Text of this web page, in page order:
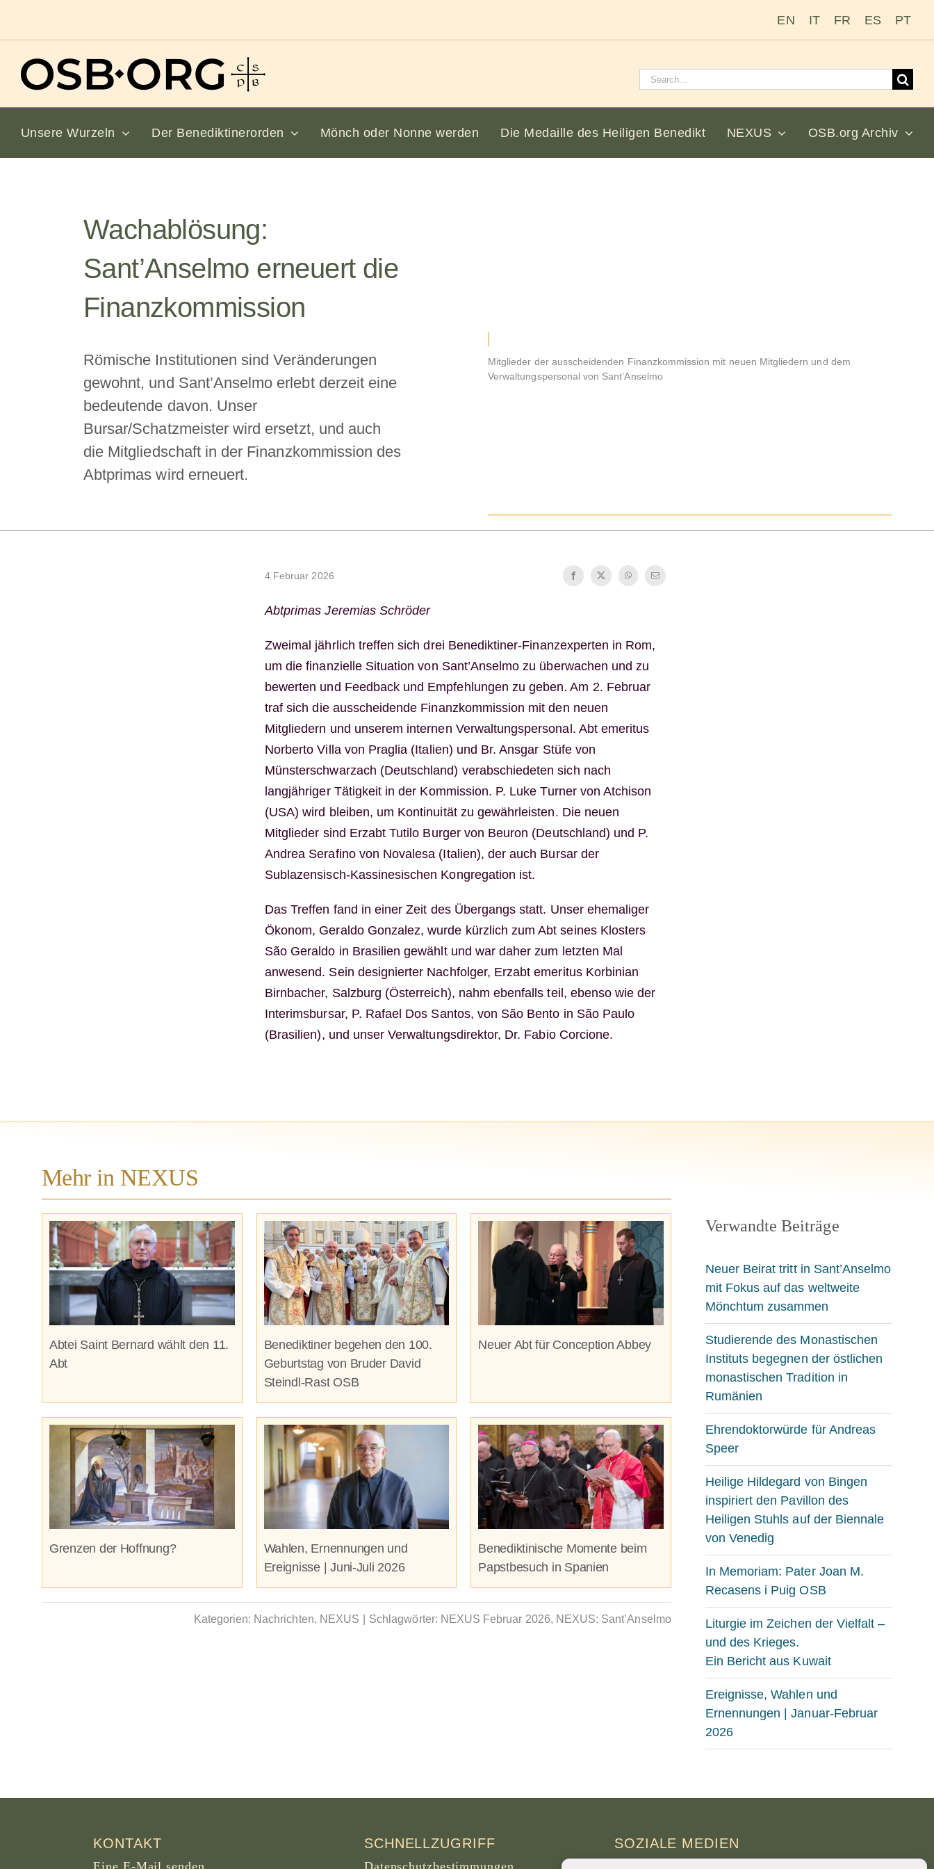
EN IT FR ES PT
Suchen
Unsere Wurzeln Der Benediktinerorden Mönch oder Nonne werden Die Medaille des Heiligen Benedikt NEXUS OSB.org Archiv
Wachablösung:
Sant’Anselmo erneuert die
Finanzkommission
Römische Institutionen sind Veränderungen
gewohnt, und Sant’Anselmo erlebt derzeit eine
bedeutende davon. Unser
Bursar/Schatzmeister wird ersetzt, und auch
die Mitgliedschaft in der Finanzkommission des
Abtprimas wird erneuert.
Mitglieder der ausscheidenden Finanzkommission mit neuen Mitgliedern und dem
Verwaltungspersonal von Sant’Anselmo
4 Februar 2026
Abtprimas Jeremias Schröder
Zweimal jährlich treffen sich drei Benediktiner-Finanzexperten in Rom,
um die finanzielle Situation von Sant’Anselmo zu überwachen und zu
bewerten und Feedback und Empfehlungen zu geben. Am 2. Februar
traf sich die ausscheidende Finanzkommission mit den neuen
Mitgliedern und unserem internen Verwaltungspersonal. Abt emeritus
Norberto Villa von Praglia (Italien) und Br. Ansgar Stüfe von
Münsterschwarzach (Deutschland) verabschiedeten sich nach
langjähriger Tätigkeit in der Kommission. P. Luke Turner von Atchison
(USA) wird bleiben, um Kontinuität zu gewährleisten. Die neuen
Mitglieder sind Erzabt Tutilo Burger von Beuron (Deutschland) und P.
Andrea Serafino von Novalesa (Italien), der auch Bursar der
Sublazensisch-Kassinesischen Kongregation ist.
Das Treffen fand in einer Zeit des Übergangs statt. Unser ehemaliger
Ökonom, Geraldo Gonzalez, wurde kürzlich zum Abt seines Klosters
São Geraldo in Brasilien gewählt und war daher zum letzten Mal
anwesend. Sein designierter Nachfolger, Erzabt emeritus Korbinian
Birnbacher, Salzburg (Österreich), nahm ebenfalls teil, ebenso wie der
Interimsbursar, P. Rafael Dos Santos, von São Bento in São Paulo
(Brasilien), und unser Verwaltungsdirektor, Dr. Fabio Corcione.
Mehr in NEXUS
Abtei Saint Bernard wählt den 11.
Abt
Benediktiner begehen den 100.
Geburtstag von Bruder David
Steindl-Rast OSB
Neuer Abt für Conception Abbey
Grenzen der Hoffnung?
Wahlen, Ernennungen und
Ereignisse | Juni-Juli 2026
Benediktinische Momente beim
Papstbesuch in Spanien
Kategorien: Nachrichten, NEXUS Schlagwörter: NEXUS Februar 2026, NEXUS: Sant’Anselmo
Verwandte Beiträge
Neuer Beirat tritt in Sant’Anselmo
mit Fokus auf das weltweite
Mönchtum zusammen
Studierende des Monastischen
Instituts begegnen der östlichen
monastischen Tradition in
Rumänien
Ehrendoktorwürde für Andreas
Speer
Heilige Hildegard von Bingen
inspiriert den Pavillon des
Heiligen Stuhls auf der Biennale
von Venedig
In Memoriam: Pater Joan M.
Recasens i Puig OSB
Liturgie im Zeichen der Vielfalt –
und des Krieges.
Ein Bericht aus Kuwait
Ereignisse, Wahlen und
Ernennungen | Januar-Februar
2026
KONTAKT SCHNELLZUGRIFF SOZIALE MEDIEN